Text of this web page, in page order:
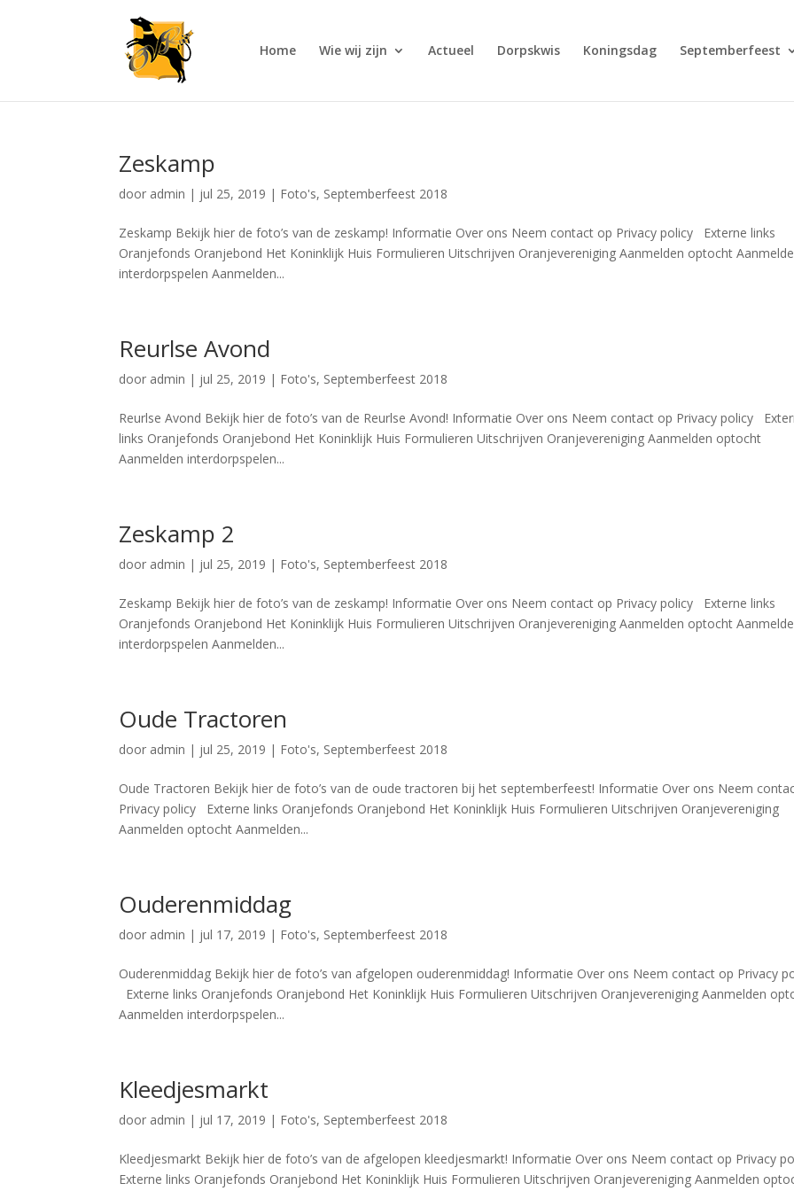
Home Wie wij zijn Actueel Dorpskwis Koningsdag Septemberfeest
Zeskamp
door admin | jul 25, 2019 | Foto's, Septemberfeest 2018
Zeskamp Bekijk hier de foto’s van de zeskamp! Informatie Over ons Neem contact op Privacy policy Externe links
Oranjefonds Oranjebond Het Koninklijk Huis Formulieren Uitschrijven Oranjevereniging Aanmelden optocht
interdorpspelen Aanmelden...
Reurlse Avond
door admin | jul 25, 2019 | Foto's, Septemberfeest 2018
Reurlse Avond Bekijk hier de foto’s van de Reurlse Avond! Informatie Over ons Neem contact op Privacy policy
links Oranjefonds Oranjebond Het Koninklijk Huis Formulieren Uitschrijven Oranjevereniging Aanmelden optocht
Aanmelden interdorpspelen...
Zeskamp 2
door admin | jul 25, 2019 | Foto's, Septemberfeest 2018
Zeskamp Bekijk hier de foto’s van de zeskamp! Informatie Over ons Neem contact op Privacy policy Externe links
Oranjefonds Oranjebond Het Koninklijk Huis Formulieren Uitschrijven Oranjevereniging Aanmelden optocht
interdorpspelen Aanmelden...
Oude Tractoren
door admin | jul 25, 2019 | Foto's, Septemberfeest 2018
Oude Tractoren Bekijk hier de foto’s van de oude tractoren bij het septemberfeest! Informatie Over ons Neem
Privacy policy Externe links Oranjefonds Oranjebond Het Koninklijk Huis Formulieren Uitschrijven Oranjevereniging
Aanmelden optocht Aanmelden...
Ouderenmiddag
door admin | jul 17, 2019 | Foto's, Septemberfeest 2018
Ouderenmiddag Bekijk hier de foto’s van afgelopen ouderenmiddag! Informatie Over ons Neem contact op Privacy
Externe links Oranjefonds Oranjebond Het Koninklijk Huis Formulieren Uitschrijven Oranjevereniging Aanmelden
Aanmelden interdorpspelen...
Kleedjesmarkt
door admin | jul 17, 2019 | Foto's, Septemberfeest 2018
Kleedjesmarkt Bekijk hier de foto’s van de afgelopen kleedjesmarkt! Informatie Over ons Neem contact op Privacy
Externe links Oranjefonds Oranjebond Het Koninklijk Huis Formulieren Uitschrijven Oranjevereniging Aanmelden